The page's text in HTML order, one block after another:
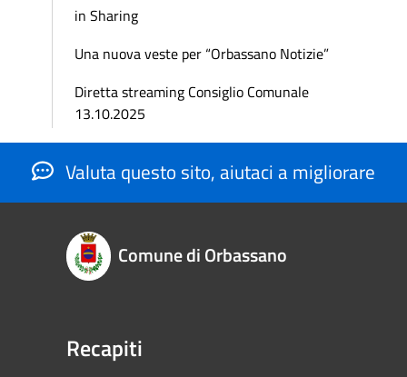
in Sharing
Una nuova veste per “Orbassano Notizie”
Diretta streaming Consiglio Comunale
13.10.2025
Valuta questo sito, aiutaci a migliorare
Comune di Orbassano
Recapiti